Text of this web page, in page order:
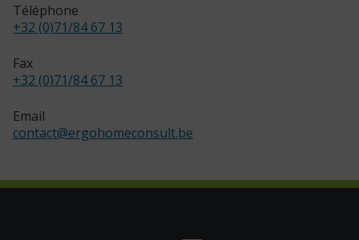
Téléphone
+32 (0)71/84 67 13
Fax
+32 (0)71/84 67 13
Email
contact@ergohomeconsult.be